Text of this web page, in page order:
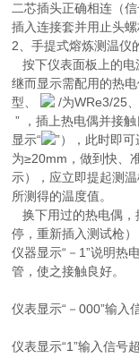
二芯插头正确相连（
插入连接套并用止头螺
2、手提式熔炼测温仪
按下仪表面板上的电
继而显示需配用的热
型、
/为WRe3/25、
” ，插上热电偶并接
显示“
”），此时即
为≥20mm，做到快、
示），应立即提起测
所测得的温度值。
换下用过的热电偶，
停，重新插入测试枪）
仪器显示“－1”说明热
管，使之接触良好。
仪表显示“－000”输入
仪表显示“1”输入信号